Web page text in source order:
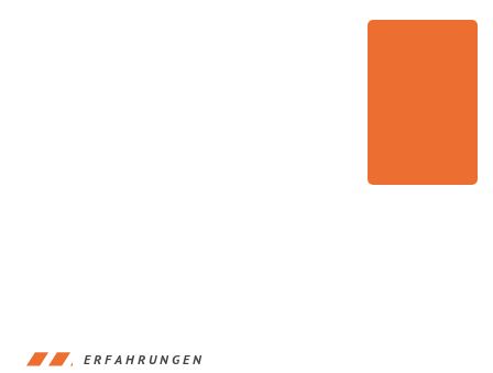
ERFAHRUNGEN